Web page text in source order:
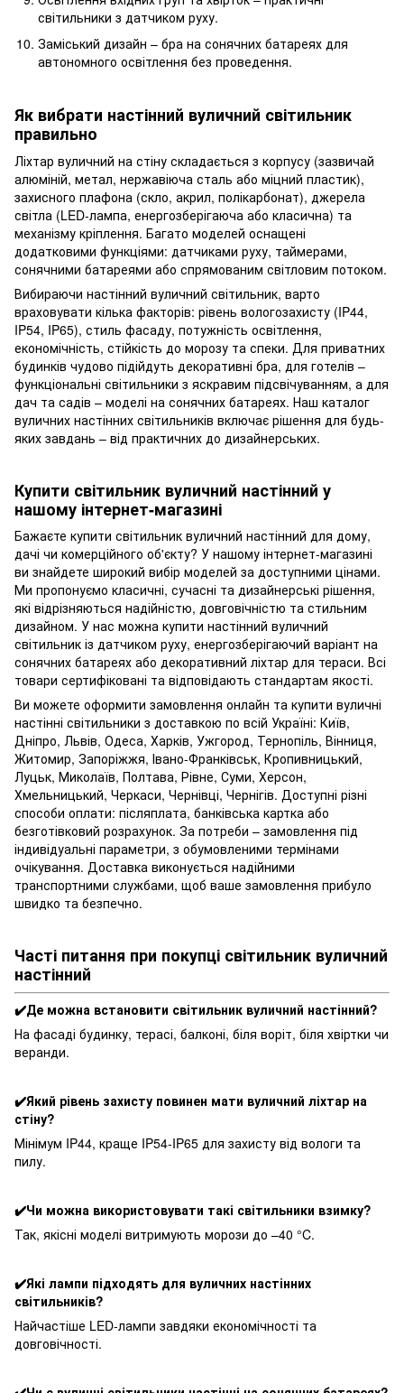
світильники з датчиком руху.
Заміський дизайн – бра на сонячних батареях для
автономного освітлення без проведення.
Як вибрати настінний вуличний світильник
правильно
Ліхтар вуличний на стіну складається з корпусу (зазвичай
алюміній, метал, нержавіюча сталь або міцний пластик),
захисного плафона (скло, акрил, полікарбонат), джерела
світла (LED-лампа, енергозберігаюча або класична) та
механізму кріплення. Багато моделей оснащені
додатковими функціями: датчиками руху, таймерами,
сонячними батареями або спрямованим світловим потоком.
Вибираючи настінний вуличний світильник, варто
враховувати кілька факторів: рівень вологозахисту (IP44,
IP54, IP65), стиль фасаду, потужність освітлення,
економічність, стійкість до морозу та спеки. Для приватних
будинків чудово підійдуть декоративні бра, для готелів –
функціональні світильники з яскравим підсвічуванням, а для
дач та садів – моделі на сонячних батареях. Наш каталог
вуличних настінних світильників включає рішення для будь-
яких завдань – від практичних до дизайнерських.
Купити світильник вуличний настінний у
нашому інтернет-магазині
Бажаєте купити світильник вуличний настінний для дому,
дачі чи комерційного об'єкту? У нашому інтернет-магазині
ви знайдете широкий вибір моделей за доступними цінами.
Ми пропонуємо класичні, сучасні та дизайнерські рішення,
які відрізняються надійністю, довговічністю та стильним
дизайном. У нас можна купити настінний вуличний
світильник із датчиком руху, енергозберігаючий варіант на
сонячних батареях або декоративний ліхтар для тераси. Всі
товари сертифіковані та відповідають стандартам якості.
Ви можете оформити замовлення онлайн та купити вуличні
настінні світильники з доставкою по всій Україні: Київ,
Дніпро, Львів, Одеса, Харків, Ужгород, Тернопіль, Вінниця,
Житомир, Запоріжжя, Івано-Франківськ, Кропивницький,
Луцьк, Миколаїв, Полтава, Рівне, Суми, Херсон,
Хмельницький, Черкаси, Чернівці, Чернігів. Доступні різні
способи оплати: післяплата, банківська картка або
безготівковий розрахунок. За потреби – замовлення під
індивідуальні параметри, з обумовленими термінами
очікування. Доставка виконується надійними
транспортними службами, щоб ваше замовлення прибуло
швидко та безпечно.
Часті питання при покупці світильник вуличний
настінний
✔️Де можна встановити світильник вуличний настінний?
На фасаді будинку, терасі, балконі, біля воріт, біля хвіртки чи
веранди.
✔️Який рівень захисту повинен мати вуличний ліхтар на
стіну?
Мінімум IP44, краще IP54-IP65 для захисту від вологи та
пилу.
✔️Чи можна використовувати такі світильники взимку?
Так, якісні моделі витримують морози до –40 °C.
✔️Які лампи підходять для вуличних настінних
світильників?
Найчастіше LED-лампи завдяки економічності та
довговічності.